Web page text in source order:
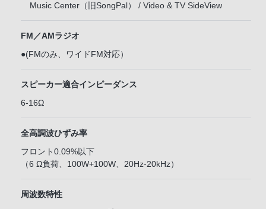
Music Center（旧SongPal） / Video & TV SideView
FM／AMラジオ
●(FMのみ、ワイドFM対応）
スピーカー適合インピーダンス
6-16Ω
全高調波ひずみ率
フロント0.09%以下
（6 Ω負荷、100W+100W、20Hz-20kHz）
周波数特性